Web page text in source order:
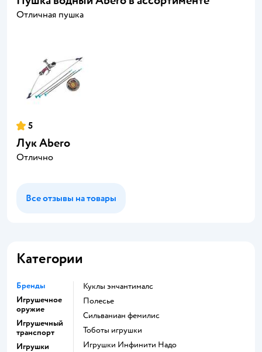
Отличная пушка
5
Лук Abero
Отлично
Все отзывы на товары
Категории
Бренды
Игрушечное
оружие
Игрушечный
транспорт
Игрушки
Куклы энчантималс
Полесье
Сильваниан фемилис
Тоботы игрушки
Игрушки Инфинити Надо